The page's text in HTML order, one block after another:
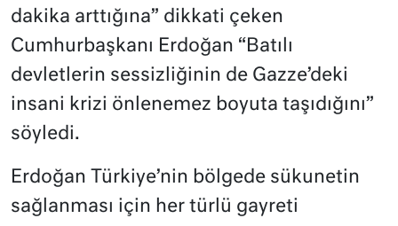
dakika arttığına” dikkati çeken
Cumhurbaşkanı Erdoğan “Batılı
devletlerin sessizliğinin de Gazze’deki
insani krizi önlenemez boyuta taşıdığını”
söyledi.
Erdoğan Türkiye’nin bölgede sükunetin
sağlanması için her türlü gayreti